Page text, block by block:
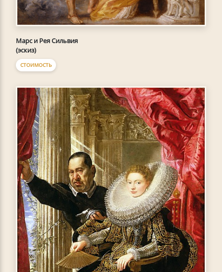
Марс и Рея Сильвия
(эскиз)
СТОИМОСТЬ